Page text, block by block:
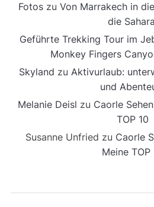
Fotoszu Von Marrakech in
die
Geführte Trekking Tour im
Monkey Fingers
Skyland zu Aktivurlaub:
und
Melanie Deisl zu Caorle
TOP 10
Susanne Unfried zu Caorle
Meine TOP